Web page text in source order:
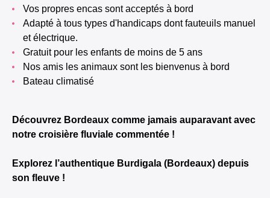
Vos propres encas sont acceptés à bord
Adapté à tous types d'handicaps dont fauteuils manuel
et électrique.
Gratuit pour les enfants de moins de 5 ans
Nos amis les animaux sont les bienvenus à bord
Bateau climatisé
Découvrez Bordeaux comme jamais auparavant avec
notre croisière fluviale commentée !
Explorez l’authentique Burdigala (Bordeaux) depuis
son fleuve !